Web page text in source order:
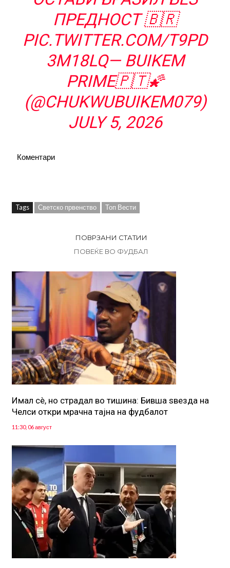
ПРЕДНОСТ 🇧🇷
PIC.TWITTER.COM/T9PD
3M18LQ— BUIKEM
PRIME🇵🇹🌠
(@CHUKWUBUIKEM079)
JULY 5, 2026
Коментари
Tags Светско првенство Топ Вести
ПОВРЗАНИ СТАТИИ
ПОВЕЌЕ ВО ФУДБАЛ
Имал сè, но страдал во тишина: Бивша ѕвезда на
Челси откри мрачна тајна на фудбалот
11:30, 06 август